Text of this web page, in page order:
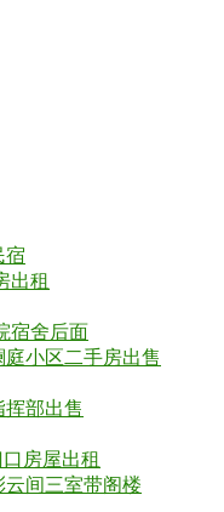
宿
出租
宿舍后面
庭小区二手房出售
挥部出售
房屋出租
云间三室带阁楼